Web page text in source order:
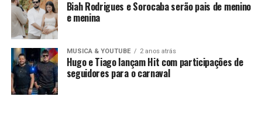
Biah Rodrigues e Sorocaba serão pais de menino
e menina
MUSICA & YOUTUBE 2 anos atrás
Hugo e Tiago lançam Hit com participações de
seguidores para o carnaval